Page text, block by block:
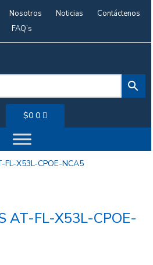
Nosotros Noticias
Contáctenos
FAQ’s
$0 0
FL-X53L-CPOE-NCA5
AT-FL-X53L-CPOE-